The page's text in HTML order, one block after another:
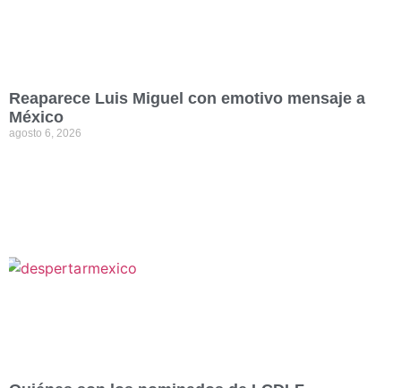
Reaparece Luis Miguel con emotivo mensaje a
México
agosto 6, 2026